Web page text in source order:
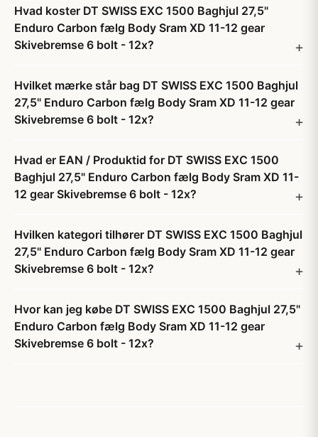
Hvad koster DT SWISS EXC 1500 Baghjul 27,5"
Enduro Carbon fælg Body Sram XD 11-12 gear
Skivebremse 6 bolt - 12x?
Hvilket mærke står bag DT SWISS EXC 1500 Baghjul
27,5" Enduro Carbon fælg Body Sram XD 11-12 gear
Skivebremse 6 bolt - 12x?
Hvad er EAN / Produktid for DT SWISS EXC 1500
Baghjul 27,5" Enduro Carbon fælg Body Sram XD 11-
12 gear Skivebremse 6 bolt - 12x?
Hvilken kategori tilhører DT SWISS EXC 1500 Baghjul
27,5" Enduro Carbon fælg Body Sram XD 11-12 gear
Skivebremse 6 bolt - 12x?
Hvor kan jeg købe DT SWISS EXC 1500 Baghjul 27,5"
Enduro Carbon fælg Body Sram XD 11-12 gear
Skivebremse 6 bolt - 12x?